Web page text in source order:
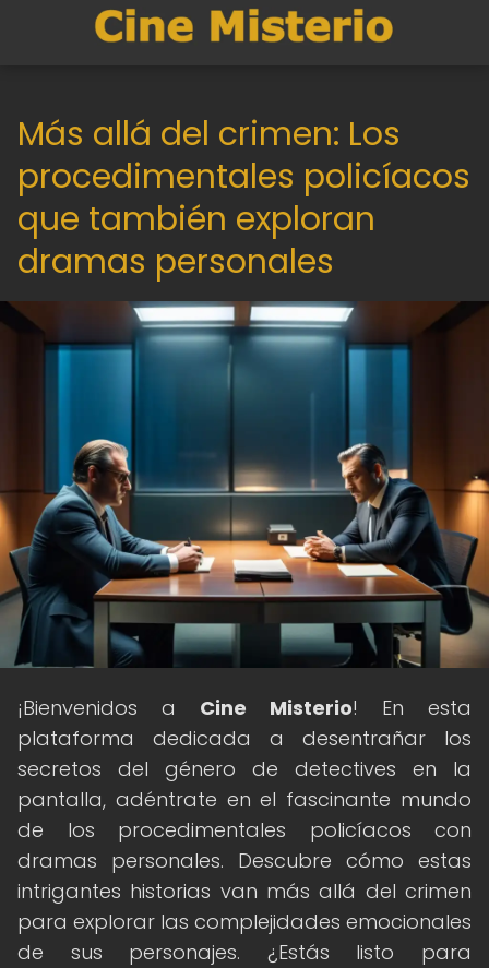
Más allá del crimen: Los
procedimentales policíacos
que también exploran
dramas personales
¡Bienvenidos a Cine Misterio! En esta
plataforma dedicada a desentrañar los
secretos del género de detectives en la
pantalla, adéntrate en el fascinante mundo
de los procedimentales policíacos con
dramas personales. Descubre cómo estas
intrigantes historias van más allá del crimen
para explorar las complejidades emocionales
de sus personajes. ¿Estás listo para